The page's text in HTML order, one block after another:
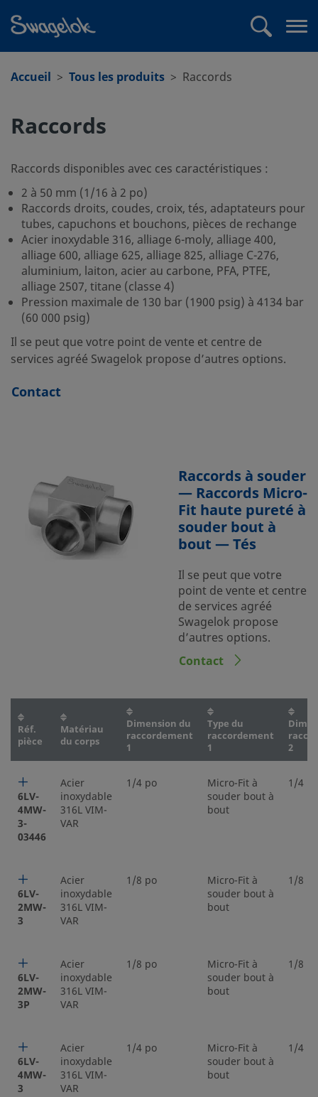
Accueil
Tous les produits Raccords
Raccords
Raccords disponibles avec ces caractéristiques :
2 à 50 mm (1/16 à 2 po)
Raccords droits, coudes, croix, tés, adaptateurs pour
tubes, capuchons et bouchons, pièces de rechange
Acier inoxydable 316, alliage 6-moly, alliage 400,
alliage 600, alliage 625, alliage 825, alliage C-276,
aluminium, laiton, acier au carbone, PFA, PTFE,
alliage 2507, titane (classe 4)
Pression maximale de 130 bar (1900 psig) à 4134 bar
(60 000 psig)
Il se peut que votre point de vente et centre de
services agréé Swagelok propose d’autres options.
Contact
Raccords à souder
— Raccords Micro-
Fit haute pureté à
souder bout à
bout — Tés
Il se peut que votre
point de vente et centre
de services agréé
Swagelok propose
d’autres options.
Contact
Réf.
pièce
Matériau
du corps
Dimension du
raccordement
1
Type du
raccordement
1
2
6LV-
4MW-
3-
03446
Acier
inoxydable
316L VIM-
VAR
1/4 po
Micro-Fit à
souder bout à
bout
1/4 po
6LV-
2MW-
3
Acier
inoxydable
316L VIM-
VAR
1/8 po
Micro-Fit à
souder bout à
bout
1/8 po
6LV-
2MW-
3P
Acier
inoxydable
316L VIM-
VAR
1/8 po
Micro-Fit à
souder bout à
bout
1/8 po
6LV-
4MW-
3
Acier
inoxydable
316L VIM-
VAR
1/4 po
Micro-Fit à
souder bout à
bout
1/4 po